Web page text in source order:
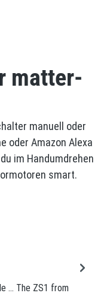
matter-
manuell oder
oder Amazon Alexa
im Handumdrehen
smart.
... The ZS1 from